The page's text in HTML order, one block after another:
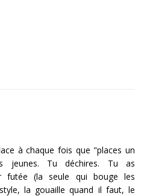
à chaque fois que "places un
jeunes. Tu déchires. Tu as
futée (la seule qui bouge les
la gouaille quand il faut, le